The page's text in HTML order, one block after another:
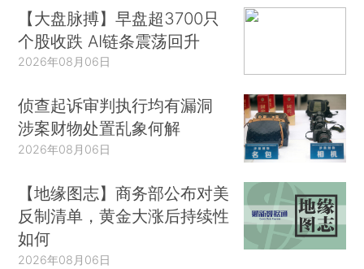
【大盘脉搏】早盘超3700只
个股收跌 AI链条震荡回升
2026年08月06日
侦查起诉审判执行均有漏洞
涉案财物处置乱象何解
2026年08月06日
【地缘图志】商务部公布对美
反制清单，黄金大涨后持续性
如何
2026年08月06日